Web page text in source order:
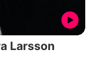
Larsson